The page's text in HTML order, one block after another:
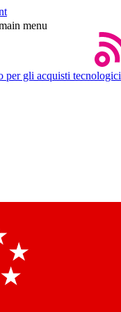
menu
per gli acquisti tecnologici